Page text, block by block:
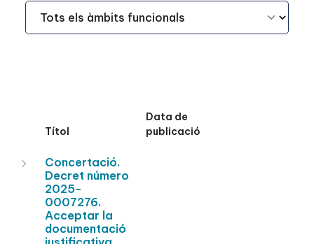
Àmbit Funcional
Títol
Data de
publicació
Concertació.
Decret número
2025-
0007276.
Acceptar la
documentació